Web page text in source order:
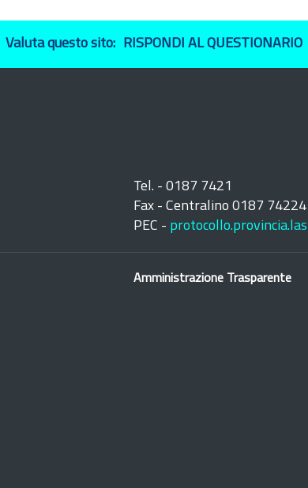
Valuta questo sito: RISPONDI AL QUESTIONARIO
Tel. - 0187 7421
Fax - Centralino 0187
PEC -
Amministrazione Trasparente